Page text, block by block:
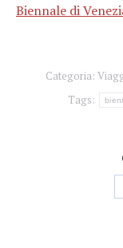
Biennale di
Categoria:
Tags: